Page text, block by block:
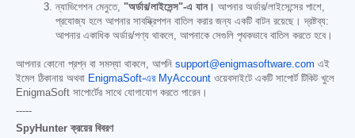
ন্যাভিগেশন মেনুতে, "অর্ডার/লাইসেন্স"-এ যান। আপনার অর্ডার/লাইসেন্সের পাশে,
প্রযোজ্য হলে আপনার সাবস্ক্রিপশন বাতিল করার জন্য একটি বাটন রয়েছে। দ্রষ্টব্য:
আপনার একাধিক অর্ডার/পণ্য থাকলে, আপনাকে সেগুলি পৃথকভাবে বাতিল করতে হবে।
আপনার কোনো প্রশ্ন বা সমস্যা থাকলে, আপনি support@enigmasoftware.com এই
ইমেল ঠিকানায় অথবা EnigmaSoft-এর MyAccount ওয়েবসাইটে একটি সাপোর্ট টিকিট খুলে
EnigmaSoft সাপোর্টের সাথে যোগাযোগ করতে পারেন।
-----
SpyHunter ক্রয়ের বিবরণ